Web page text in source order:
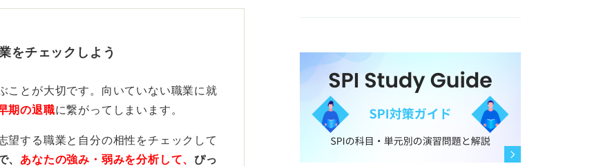
、訪問時間を厳守すること、就職活動に
したいポイント、見るべきことをあら
です。
をチェックしよう
ことが大切です。向いていない職業に就
期の退職に繋がってしまいます。
望する職業と自分の相性をチェックして
、 あなたの強み・弱みを分析して、 ぴっ